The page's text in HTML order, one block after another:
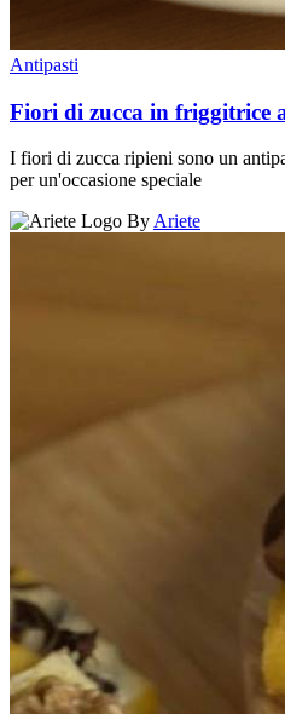
Antipasti
Fiori di zucca in friggitrice
I fiori di zucca ripieni sono un
per un'occasione speciale
By Ariete